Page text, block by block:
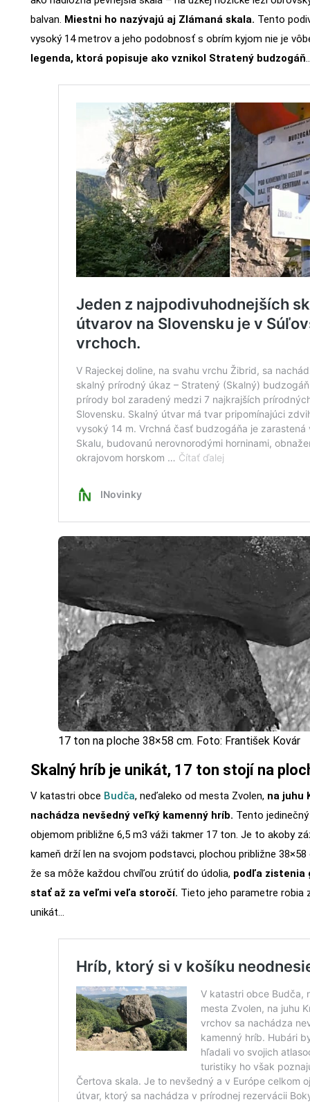
balvan. Miestni ho nazývajú aj Zlámaná skala. Tento
vysoký 14 metrov a jeho podobnosť s obrím kyjom nie je
legenda, ktorá popisuje ako vznikol Stratený budzogáň
17 ton na ploche 38×58 cm. Foto: František Kovár
Skalný hríb je unikát, 17 ton stojí na
V katastri obce Budča, neďaleko od mesta Zvolen, na juhu
nachádza nevšedný veľký kamenný hríb. Tento
objemom približne 6,5 m3 váži takmer 17 ton. Je to akoby
kameň drží len na svojom podstavci, plochou približne
že sa môže každou chvíľou zrútiť do údolia, podľa zistenia
stať až za veľmi veľa storočí. Tieto jeho parametre robia
unikát…